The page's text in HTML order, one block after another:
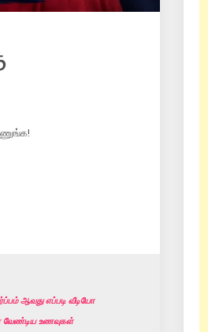
ஆவது எப்படி வீடியோ
வேண்டிய உணவுகள்